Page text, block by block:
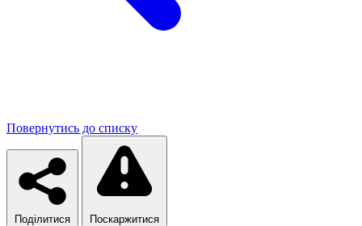
Повернутись до списку
Поділитися Поскаржитися